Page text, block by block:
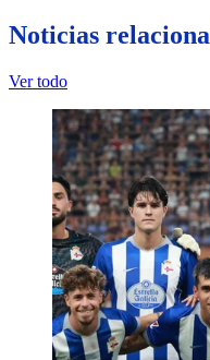
Noticias
Ver todo